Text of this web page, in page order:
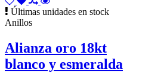
Últimas unidades en stock
Anillos
Alianza oro 18kt
blanco y esmeralda